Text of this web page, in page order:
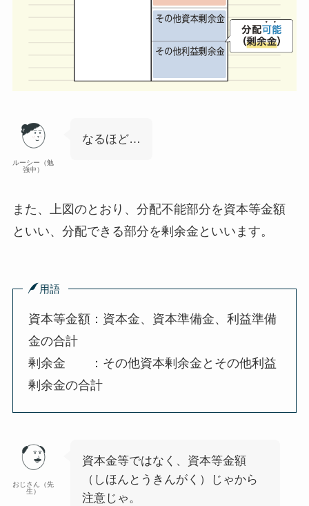
ルーシー（勉
強中）
なるほど…
また、上図のとおり、 分配不能部分を資本等金額
といい、 分配できる部分を剰余金 といいます。
用語
資本等金額：資本金、資本準備金、利益準備
金の合計
剰余金 ：その他資本剰余金とその他利益
剰余金の合計
おじさん（先
生）
資本金等ではなく、資本等金額
（しほんとうきんがく）じゃから
注意じゃ。